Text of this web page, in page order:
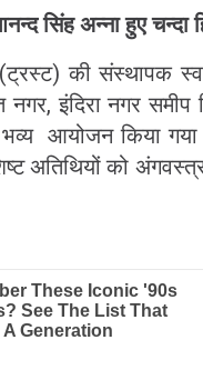
सिंह अन्ना हुए चन्दा
(ट्रस्ट) की
नगर, इंदिरा नगर
आयोजन किया गया
अतिथियों को